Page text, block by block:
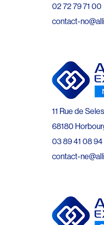
02 72 79 71 00
contact-
11 Rue de
68180
03 89 41 08 94
contact-